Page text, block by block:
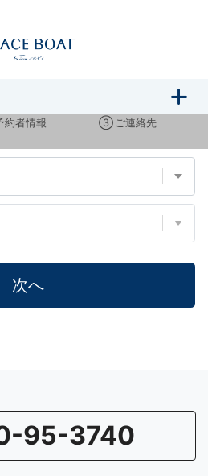
明会のご予約
約者情報 ③ ご連絡先
次へ
95-3740